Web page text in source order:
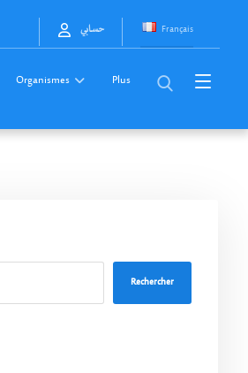
Français حسابي
Organismes Plus
Rechercher